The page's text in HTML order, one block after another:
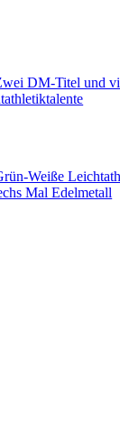
DM-Titel und
Weiße
Mal Edelmetall